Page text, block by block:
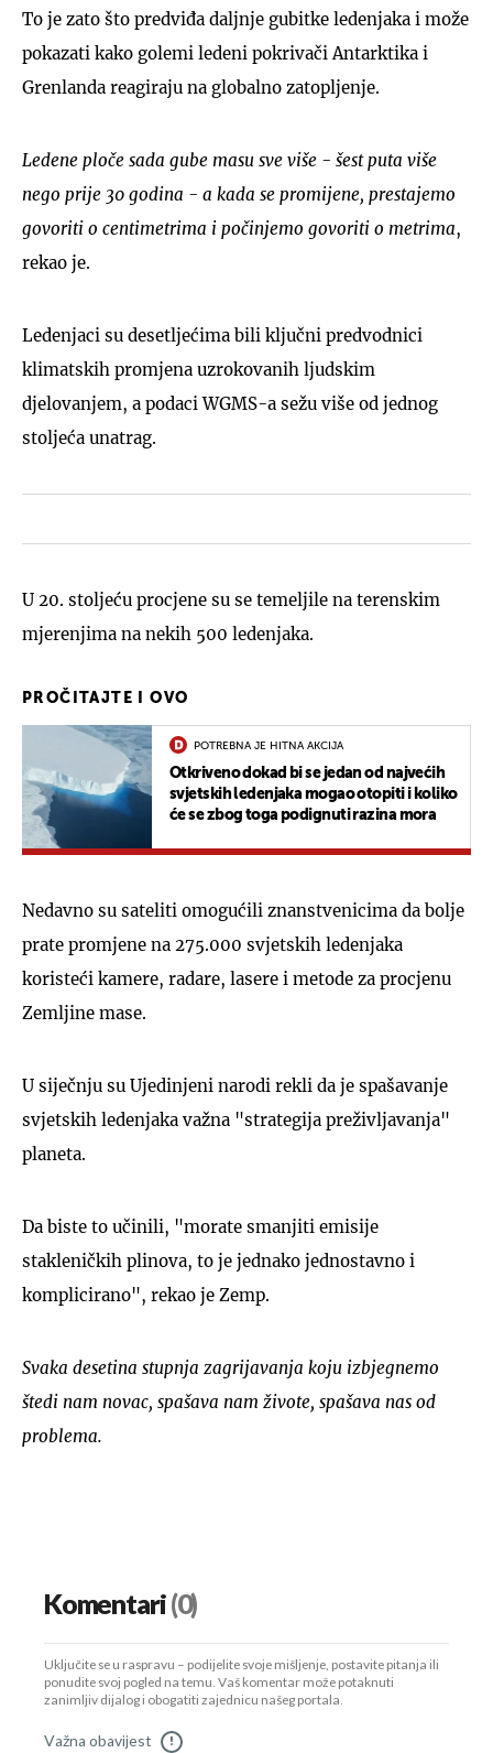
To je zato što predviđa daljnje gubitke ledenjaka i može
pokazati kako golemi ledeni pokrivači Antarktika i
Grenlanda reagiraju na globalno zatopljenje.
Ledene ploče sada gube masu sve više - šest puta više
nego prije 30 godina - a kada se promijene, prestajemo
govoriti o centimetrima i počinjemo govoriti o metrima,
rekao je.
Ledenjaci su desetljećima bili ključni predvodnici
klimatskih promjena uzrokovanih ljudskim
djelovanjem, a podaci WGMS-a sežu više od jednog
stoljeća unatrag.
U 20. stoljeću procjene su se temeljile na terenskim
mjerenjima na nekih 500 ledenjaka.
PROČITAJTE I OVO
POTREBNA JE HITNA AKCIJA
Otkriveno dokad bi se jedan od najvećih
svjetskih ledenjaka mogao otopiti i koliko
će se zbog toga podignuti razina mora
Nedavno su sateliti omogućili znanstvenicima da bolje
prate promjene na 275.000 svjetskih ledenjaka
koristeći kamere, radare, lasere i metode za procjenu
Zemljine mase.
U siječnju su Ujedinjeni narodi rekli da je spašavanje
svjetskih ledenjaka važna "strategija preživljavanja"
planeta.
Da biste to učinili, "morate smanjiti emisije
stakleničkih plinova, to je jednako jednostavno i
komplicirano", rekao je Zemp.
Svaka desetina stupnja zagrijavanja koju izbjegnemo
štedi nam novac, spašava nam živote, spašava nas od
problema.
Komentari(0)
Uključite se u raspravu – podijelite svoje mišljenje, postavite pitanja ili
ponudite svoj pogled na temu. Vaš komentar može potaknuti
zanimljiv dijalog i obogatiti zajednicu našeg portala.
Važna obavijest !